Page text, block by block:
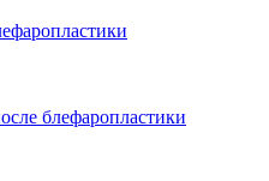
блефаропластики